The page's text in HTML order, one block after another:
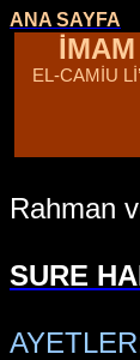
ANA SAYFA
EL-CAMİU
Rahman
SURE